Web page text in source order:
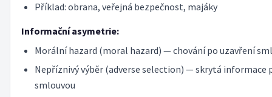
Příklad: obrana, veřejná bezpečnost, majáky
Informační asymetrie:
Morální hazard (moral hazard) — chování po uzavření
Nepříznivý výběr (adverse selection) — skrytá informace
smlouvou